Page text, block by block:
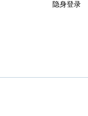
隐身登录